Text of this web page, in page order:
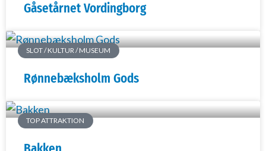
Gåsetårnet Vordingborg
SLOT / KULTUR / MUSEUM
Rønnebæksholm Gods
TOP ATTRAKTION